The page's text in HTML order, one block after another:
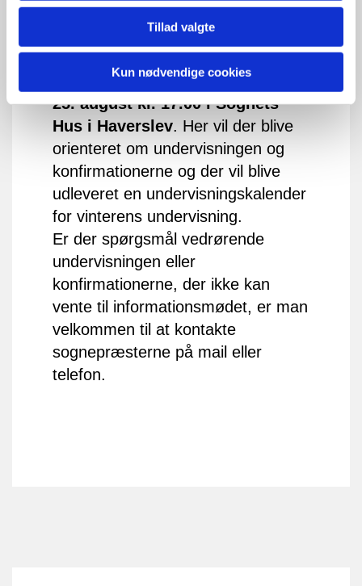
Tillad valgte
Kun nødvendige cookies
Præsterne indbyder desuden til et
informationsmøde i forbindelse med
undervisningsopstartentirsdag d.
25. august kl. 17.00 i Sognets
Hus i Haverslev. Her vil der blive
orienteret om undervisningen og
konfirmationerne og der vil blive
udleveret en undervisningskalender
for vinterens undervisning.
Er der spørgsmål vedrørende
undervisningen eller
konfirmationerne, der ikke kan
vente til informationsmødet, er man
velkommen til at kontakte
sognepræsterne på mail eller
telefon.